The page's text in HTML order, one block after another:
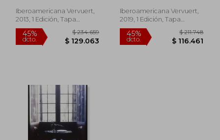
45%
dcto. $ 235.681
45%
dcto. $
Iberoamericana Vervuert,
2013, 1 Edición, Tapa
Blanda, Nuevo
Iberoamericana Vervuert,
2019, 1 Edición, Tapa
Blanda, Nuevo